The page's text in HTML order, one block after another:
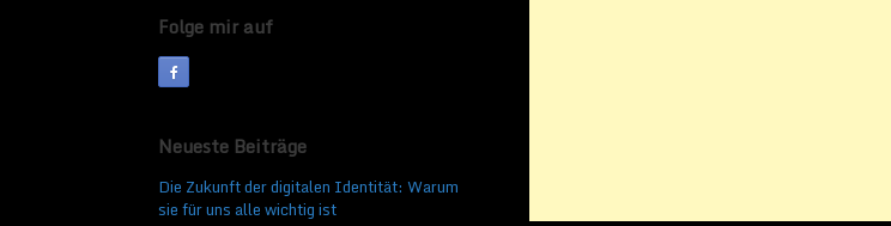
Folge mir auf
Neueste Beiträge
Die Zukunft der digitalen Identität: Warum
sie für uns alle wichtig ist